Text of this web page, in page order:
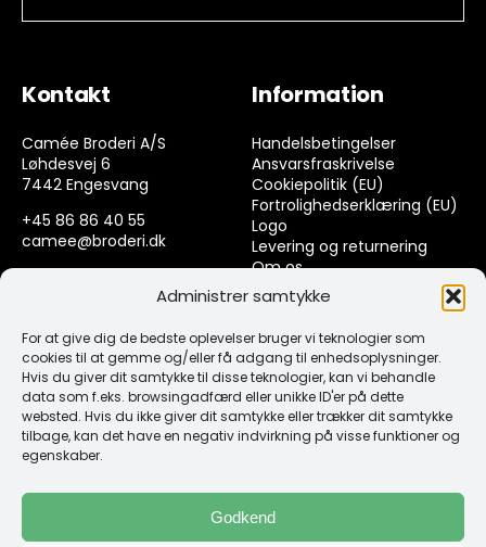
Administrer samtykke
For at give dig de bedste oplevelser bruger vi teknologier som
cookies til at gemme og/eller få adgang til enhedsoplysninger.
Hvis du giver dit samtykke til disse teknologier, kan vi behandle
data som f.eks. browsingadfærd eller unikke ID'er på dette
websted. Hvis du ikke giver dit samtykke eller trækker dit samtykke
tilbage, kan det have en negativ indvirkning på visse funktioner og
egenskaber.
Godkend
Kontakt
Camée Broderi A/S
Løhdesvej 6
7442 Engesvang
+45 86 86 40 55
camee@broderi.dk
Information
Handelsbetingelser
Ansvarsfraskrivelse
Cookiepolitik (EU)
Fortrolighedserklæring (EU)
Logo
Levering og returnering
Om os
Kontakt
Links
Spørgsmål & Svar
Tråd
Design selv guide
Konto